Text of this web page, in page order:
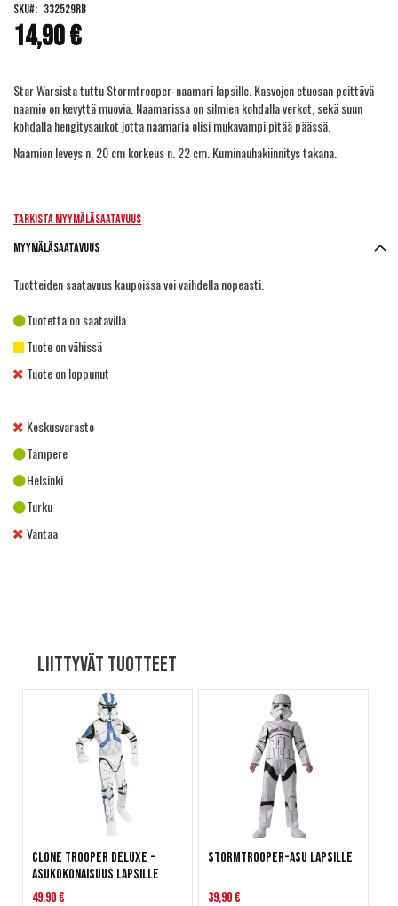
the
images
gallery
14,90 €
SKU
332529RB
Star Warsista tuttu Stormtrooper-naamari lapsille. Kasvojen etuosan peittävä
naamio on kevyttä muovia. Naamarissa on silmien kohdalla verkot, sekä suun
kohdalla hengitysaukot jotta naamaria olisi mukavampi pitää päässä.
Naamion leveys n. 20 cm korkeus n. 22 cm. Kuminauhakiinnitys takana.
Tarkista myymäläsaatavuus
Myymäläsaatavuus
Tuotteiden saatavuus kaupoissa voi vaihdella nopeasti.
Tuotetta on saatavilla
Tuote on vähissä
Tuote on loppunut
Keskusvarasto
Tampere
Helsinki
Turku
Vantaa
Liittyvät tuotteet
Clone Trooper Deluxe -
asukokonaisuus lapsille
49,90 €
Stormtrooper-asu lapsille
39,90 €